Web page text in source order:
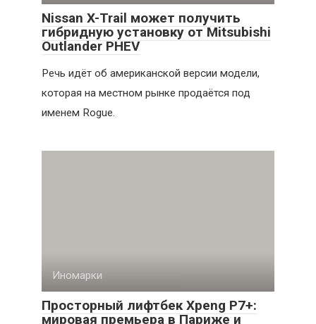
Nissan X-Trail может получить
гибридную установку от Mitsubishi
Outlander PHEV
Речь идёт об американской версии модели,
которая на местном рынке продаётся под
именем Rogue.
Иномарки
Просторный лифтбек Xpeng P7+:
мировая премьера в Париже и